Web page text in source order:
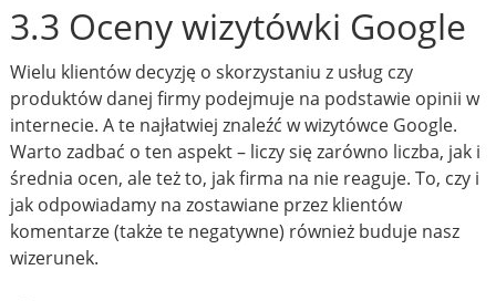
3.3 Oceny wizytówki Google
Wielu klientów decyzję o skorzystaniu z usług czy
produktów danej firmy podejmuje na podstawie opinii w
internecie. A te najłatwiej znaleźć w wizytówce Google.
Warto zadbać o ten aspekt – liczy się zarówno liczba, jak i
średnia ocen, ale też to, jak firma na nie reaguje. To, czy i
jak odpowiadamy na zostawiane przez klientów
komentarze (także te negatywne) również buduje nasz
wizerunek.